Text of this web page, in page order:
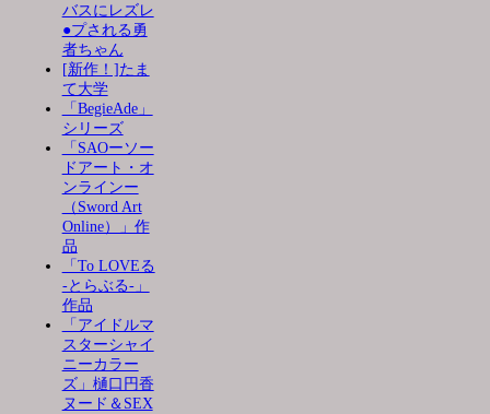
バスにレズレ
●プされる勇
者ちゃん
[新作！]たま
て大学
「BegieAde」
シリーズ
「SAOーソー
ドアート・オ
ンラインー
（Sword Art
Online）」作
品
「To LOVEる
-とらぶる-」
作品
「アイドルマ
スターシャイ
ニーカラー
ズ」樋口円香
ヌード＆SEX